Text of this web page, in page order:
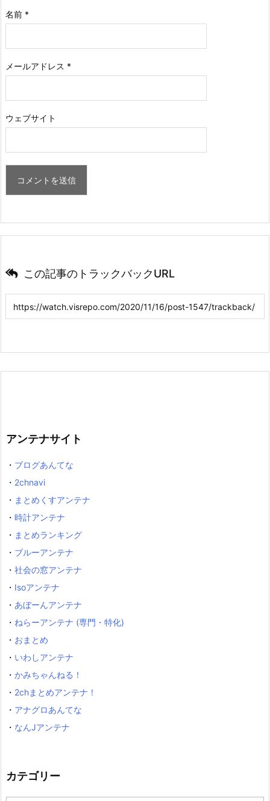
名前 *
メールアドレス *
ウェブサイト
この記事のトラックバックURL
アンテナサイト
・ ブログあんてな
・ 2chnavi
・ まとめくすアンテナ
・ 時計アンテナ
・ まとめランキング
・ ブルーアンテナ
・ 社会の窓アンテナ
・ Isoアンテナ
・ あぼーんアンテナ
・ ねらーアンテナ (専門・特化)
・ おまとめ
・ いわしアンテナ
・ かみちゃんねる！
・ 2chまとめアンテナ！
・ アナグロあんてな
・ なんJアンテナ
カテゴリー